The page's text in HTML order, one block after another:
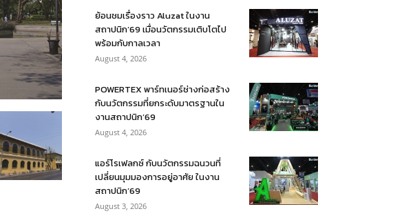
ย้อนชมเรื่องราว Aluzat ในงาน
สถาปนิก’69 เมื่อนวัตกรรมเติบโตไป
พร้อมกับกาลเวลา
August 4, 2026
POWERTEX พาร์ทเนอร์ช่างก่อสร้าง
กับนวัตกรรมที่ยกระดับมาตรฐานใน
งานสถาปนิก’69
August 4, 2026
แอร์โรเฟลกซ์ กับนวัตกรรมฉนวนที่
เปลี่ยนมุมมองการอยู่อาศัย ในงาน
สถาปนิก’69
August 3, 2026